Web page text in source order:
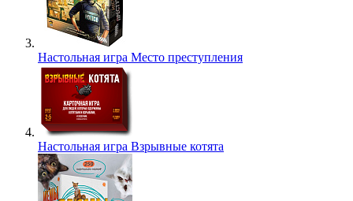
Настольная игра Место преступления
Настольная игра Взрывные котята